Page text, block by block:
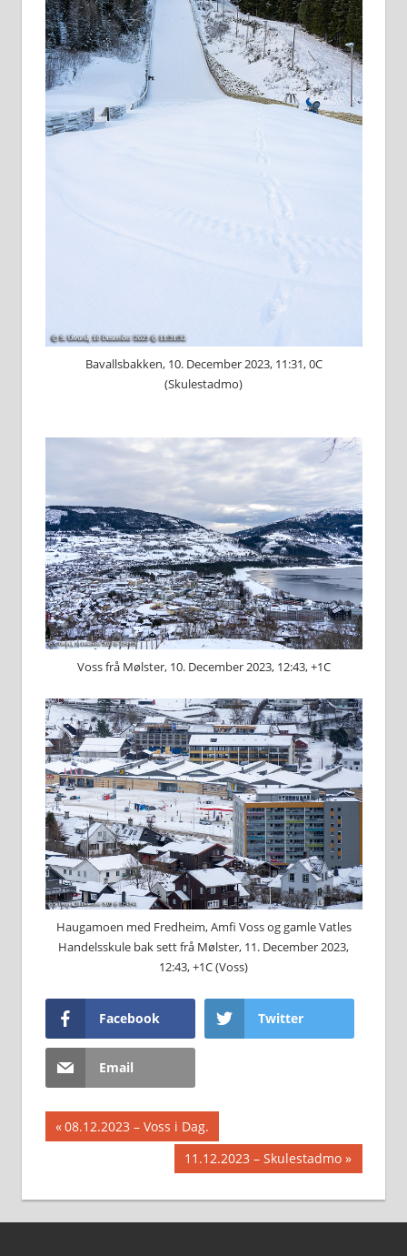
Bavallsbakken, 10. December 2023, 11:31, 0C
(Skulestadmo)
Voss frå Mølster, 10. December 2023, 12:43, +1C
Haugamoen med Fredheim, Amfi Voss og gamle Vatles
Handelsskule bak sett frå Mølster, 11. December 2023,
12:43, +1C (Voss)
Facebook Twitter
Email
Innleggsnavigasjon
Previous
Post:
08.12.2023 – Voss i Dag.
Next
Post:
11.12.2023 – Skulestadmo